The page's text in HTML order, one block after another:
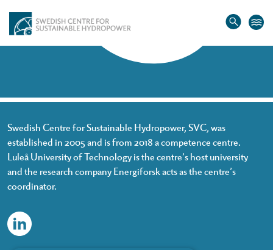
Swedish Centre for Sustainable Hydropower, SVC, was
established in 2005 and is from 2018 a competence centre.
Luleå University of Technology is the centre’s host university
and the research company Energiforsk acts as the centre’s
coordinator.